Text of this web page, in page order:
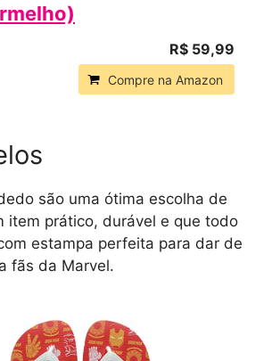
R$ 59,99
Compre na Amazon
são uma ótima escolha de
item prático, durável e que todo
estampa perfeita para dar de
fãs da Marvel.